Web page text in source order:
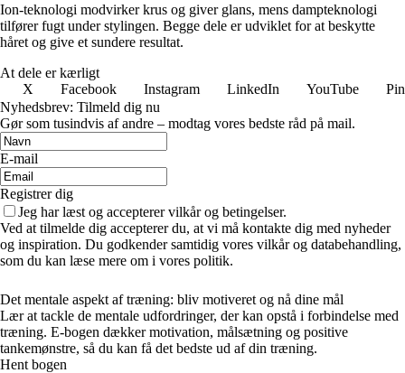
Ion-teknologi modvirker krus og giver glans, mens dampteknologi
tilfører fugt under stylingen. Begge dele er udviklet for at beskytte
håret og give et sundere resultat.
At dele er kærligt
X
Facebook Instagram LinkedIn YouTube
Nyhedsbrev: Tilmeld dig nu
Gør som tusindvis af andre – modtag vores bedste råd på mail.
E-mail
Registrer dig
Jeg har læst og accepterer vilkår og betingelser.
Ved at tilmelde dig accepterer du, at vi må kontakte dig med nyheder
og inspiration. Du godkender samtidig vores vilkår og databehandling,
som du kan læse mere om i vores politik.
Det mentale aspekt af træning: bliv motiveret og nå dine mål
Lær at tackle de mentale udfordringer, der kan opstå i forbindelse med
træning. E-bogen dækker motivation, målsætning og positive
tankemønstre, så du kan få det bedste ud af din træning.
Hent bogen